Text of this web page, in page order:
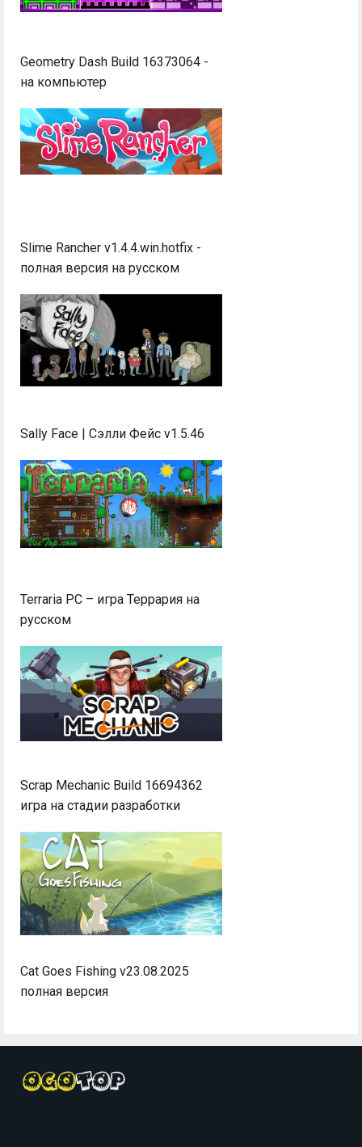
Geometry Dash Build 16373064 -
на компьютер
Slime Rancher v1.4.4.win.hotfix -
полная версия на русском
Sally Face | Сэлли Фейс v1.5.46
Terraria PC – игра Террария на
русском
Scrap Mechanic Build 16694362
игра на стадии разработки
Cat Goes Fishing v23.08.2025
полная версия